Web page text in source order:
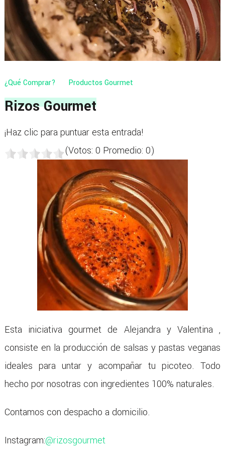
¿Qué Comprar? Productos Gourmet
Rizos Gourmet
¡Haz clic para puntuar esta entrada!
(Votos: 0 Promedio: 0)
Esta iniciativa gourmet de Alejandra y Valentina ,
consiste en la producción de salsas y pastas veganas
ideales para untar y acompañar tu picoteo. Todo
hecho por nosotras con ingredientes 100% naturales.
Contamos con despacho a domicilio.
Instagram:@rizosgourmet